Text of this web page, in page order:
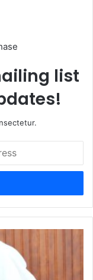
list